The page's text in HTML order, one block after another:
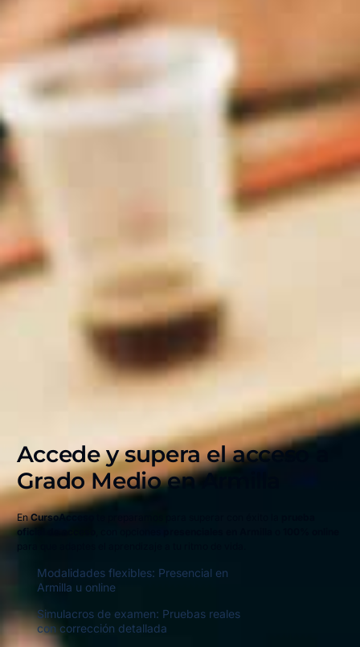
Accede y supera el acceso a
Grado Medio enArmilla
EnCursoAcceso
oficial de acceso
Modalidades flexibles: Presencial en
Armilla u online
Simulacros de examen: Pruebas reales
con corrección detallada